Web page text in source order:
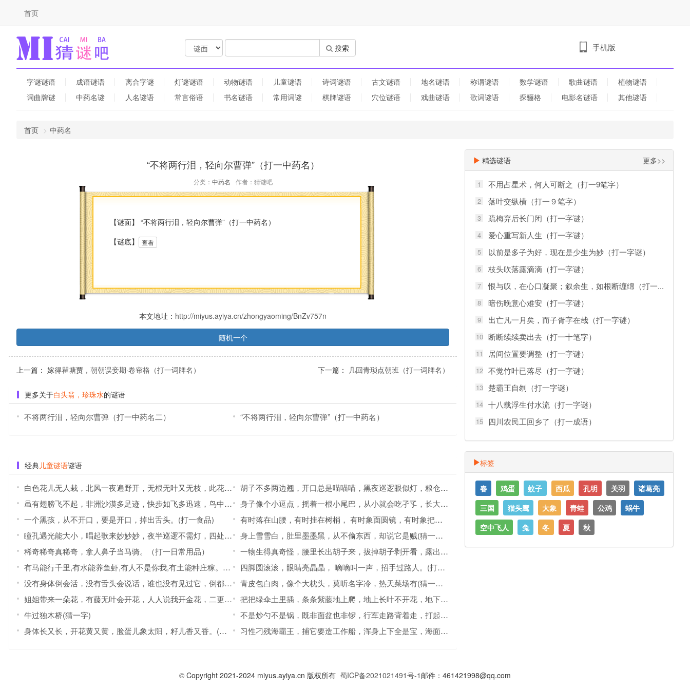
首页
搜索 手机版
字谜谜语 成语谜语 离合字谜 灯谜谜语 动物谜语 儿童谜语 诗词谜语 古文谜语 地名谜语 称谓谜语 数学谜语 歌曲谜语
植物谜语
词曲牌谜
中药名谜 人名谜语 常言俗语 书名谜语 常用词谜 棋牌谜语 穴位谜语 戏曲谜语 歌词谜语 探骊格 电影名谜语 其他谜语
首页 中药名
“不将两行泪，轻向尔曹弹”（打一中药名）
分类： 中药名 作者：猜谜吧
【谜面】 “不将两行泪，轻向尔曹弹”（打一中药名）
【谜底】
查看
本文地址： http://miyus.ayiya.cn/zhongyaoming/BnZv757n
随机一个
上一篇： 嫁得瞿塘贾，朝朝误妾期·卷帘格（打一词牌名） 下一篇： 几回青琐点朝班（打一词牌名）
更多关于白头翁，珍珠水的谜语
不将两行泪，轻向尔曹弹（打一中药名二） “不将两行泪，轻向尔曹弹”（打一中药名）
经典儿童谜语谜语
白色花儿无人栽，北风一夜遍野开，无根无叶又无枝，此花原从天上来。(打一自然现象)
胡子不多两边翘，开口总是喵喵喵，黑夜巡逻眼似灯，粮仓厨房它放哨。(打一动物)
虽有翅膀飞不起，非洲沙漠多足迹，快步如飞多迅速，鸟中体重它第一。(打一动物)
身子像个小逗点，摇着一根小尾巴，从小就会吃孑孓，长大吃虫叫哇哇。(打一动物)
一个黑孩，从不开口，要是开口，掉出舌头。(打一食品)
有时落在山腰，有时挂在树梢， 有时象面圆镜，有时象把镰刀。 (打一天体)
瞳孔遇光能大小，唱起歌来妙妙妙，夜半巡逻不需灯，四处畅行难不倒。(打一动物)
身上雪雪白，肚里墨墨黑，从不偷东西，却说它是贼(猜一动物)
稀奇稀奇真稀奇，拿人鼻子当马骑。（打一日常用品）
一物生得真奇怪，腰里长出胡子来，拔掉胡子剥开看，露出牙齿一排排。(打一植物)
有马能行千里,有水能养鱼虾,有人不是你我,有土能种庄稼。(打一字)
四脚圆滚滚，眼睛亮晶晶， 嘀嘀叫一声，招手过路人。(打一交通工具)
没有身体倒会活，没有舌头会说话，谁也没有见过它，倒都叫它说过话(猜一自然现象)
青皮包白肉，像个大枕头，莫听名字冷，热天菜场有(猜一植物)
姐姐带来一朵花，有藤无叶会开花，人人说我开金花，二更半夜谢了花。(猜一日常用品)
把把绿伞土里插，条条紫藤地上爬，地上长叶不开花，地下结串大甜瓜(猜一植物)
牛过独木桥(猜一字)
不是炒勺不是锅，既非面盆也非锣，行军走路背着走，打起仗来护脑袋。(猜一军事装备)
身体长又长，开花黄又黄，脸蛋儿象太阳，籽儿香又香。(猜一植物)
习性刁残海霸王，捕它要造工作船，浑身上下全是宝，海面换气喷银泉(猜一动物)
更多>>
精选谜语
1 不用占星术，何人可断之（打一9笔字）
2 落叶交纵横（打一９笔字）
3 疏梅弃后长门闭（打一字谜）
4 爱心重写新人生（打一字谜）
5 以前是多子为好，现在是少生为妙（打一字谜）
6 枝头吹落露滴滴（打一字谜）
7 恨与叹，在心口凝聚；叙余生，如根断缠绵（打一...
8 暗伤晚意心难安（打一字谜）
9 出亡凡一月矣，而子胥字在哉（打一字谜）
10 断断续续卖出去（打一十笔字）
11 居间位置要调整（打一字谜）
12 不觉竹叶已落尽（打一字谜）
13 楚霸王自刎（打一字谜）
14 十八载浮生付水流（打一字谜）
15 四川农民工回乡了（打一成语）
标签
春 鸡蛋 蚊子 西瓜 孔明 关羽
诸葛亮
三国
猫头鹰 大象 青蛙 公鸡
蜗牛
空中飞人
兔 冬 夏 秋
© Copyright 2021-2024 miyus.ayiya.cn 版权所有 蜀ICP备2021021491号-1 邮件：461421998@qq.com